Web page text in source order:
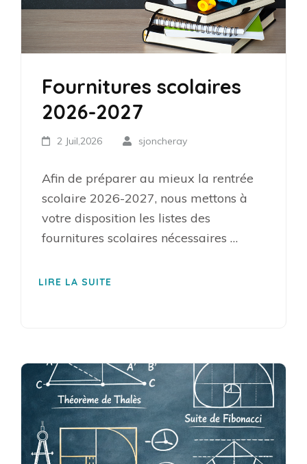
Fournitures scolaires
2026-2027
2 Juil,2026 sjoncheray
Afin de préparer au mieux la rentrée
scolaire 2026-2027, nous mettons à
votre disposition les listes des
fournitures scolaires nécessaires …
LIRE LA SUITE